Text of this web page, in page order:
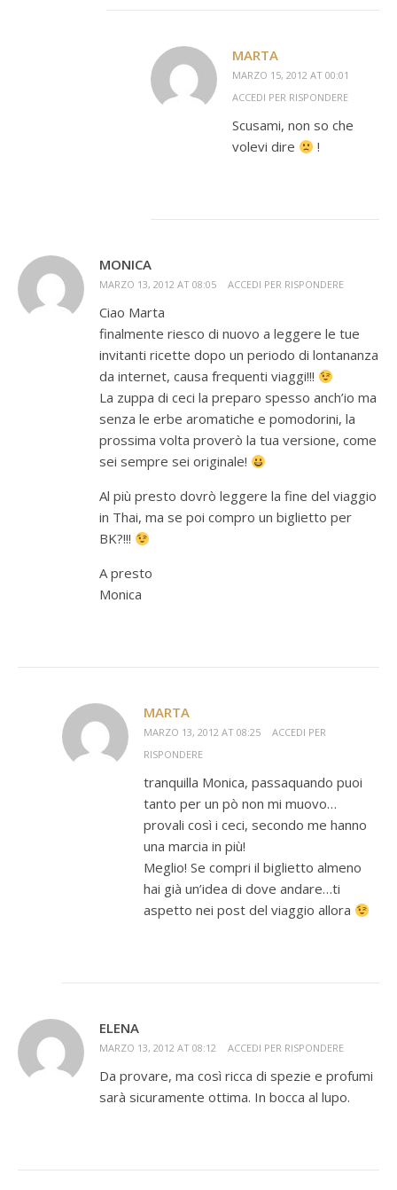
MARTA
MARZO 15, 2012 AT 00:01
ACCEDI PER RISPONDERE
Scusami, non so che
volevi dire
!
MONICA
MARZO 13, 2012 AT 08:05 ACCEDI PER RISPONDERE
Ciao Marta
finalmente riesco di nuovo a leggere le tue
invitanti ricette dopo un periodo di lontananza
da internet, causa frequenti viaggi!!!
La zuppa di ceci la preparo spesso anch’io ma
senza le erbe aromatiche e pomodorini, la
prossima volta proverò la tua versione, come
sei sempre sei originale!
Al più presto dovrò leggere la fine del viaggio
in Thai, ma se poi compro un biglietto per
BK?!!!
A presto
Monica
MARTA
MARZO 13, 2012 AT 08:25
ACCEDI PER
RISPONDERE
tranquilla Monica, passaquando puoi
tanto per un pò non mi muovo…
provali così i ceci, secondo me hanno
una marcia in più!
Meglio! Se compri il biglietto almeno
hai già un’idea di dove andare…ti
aspetto nei post del viaggio allora
ELENA
MARZO 13, 2012 AT 08:12 ACCEDI PER RISPONDERE
Da provare, ma così ricca di spezie e profumi
sarà sicuramente ottima. In bocca al lupo.